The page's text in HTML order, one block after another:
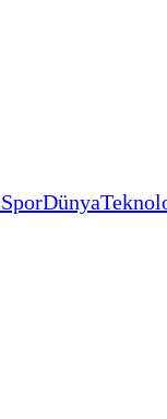
SporDünya